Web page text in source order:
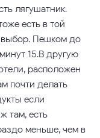
лягушатник.
есть в той
выбор. Пешком до
15.В другую
расположен
почти делать
если
там, есть
меньше, чем в